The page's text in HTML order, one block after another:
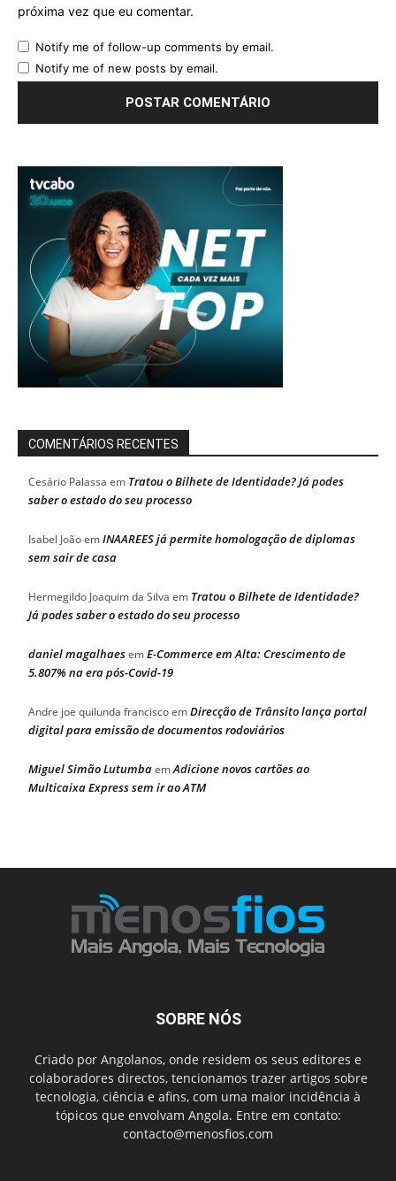
próxima vez que eu comentar.
Notify me of follow-up comments by email.
Notify me of new posts by email.
COMENTÁRIOS RECENTES
Cesário Palassa em Tratou o Bilhete de Identidade? Já podes
saber o estado do seu processo
Isabel JoãoemINAAREES já permite homologação de diplomas
sem sair de casa
Hermegildo Joaquim da Silva em Tratou o Bilhete de Identidade?
Já podes saber o estado do seu processo
daniel magalhaesemE-Commerce em Alta: Crescimento de
5.807% na era pós-Covid-19
Andre joe quilunda franciscoemDirecção de Trânsito lança portal
digital para emissão de documentos rodoviários
Miguel Simão LutumbaemAdicione novos cartões ao
Multicaixa Express sem ir ao ATM
SOBRE NÓS
Criado por Angolanos, onde residem os seus editores e
colaboradores directos, tencionamos trazer artigos sobre
tecnologia, ciência e afins, com uma maior incidência à
tópicos que envolvam Angola. Entre em contato:
contacto@menosfios.com